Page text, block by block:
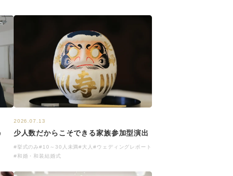
2026.07.13
少人数だからこそできる家族参加型演出
#挙式のみ#10～30人未満#大人#ウェディングレポート
#和婚・和装結婚式